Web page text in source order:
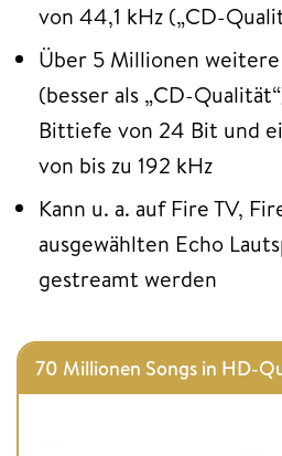
von 44,1 kHz („CD-
Über 5 Millionen
(besser als „CD-
Bittiefe von 24 Bit und
von bis zu 192 kHz
Kann u. a. auf Fire TV,
ausgewählten Echo
gestreamt werden
70 Millionen Songs in HD-